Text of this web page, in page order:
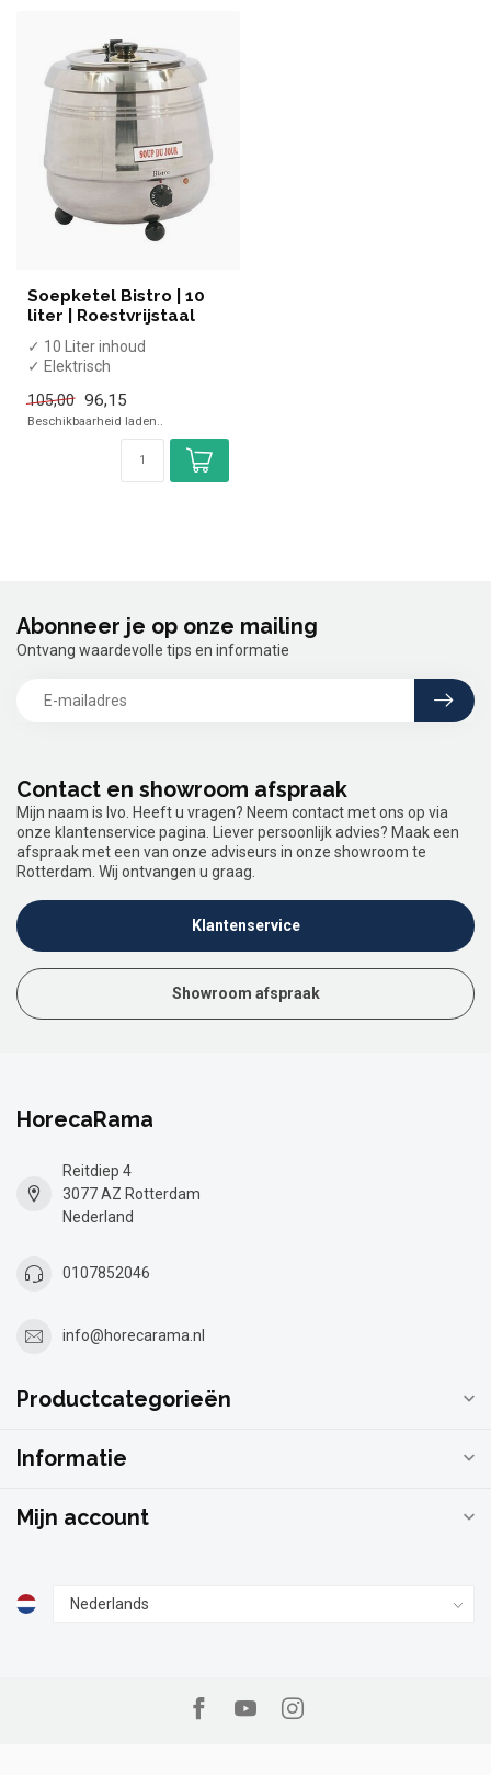
Soepketel Bistro | 10
liter | Roestvrijstaal
✓ 10 Liter inhoud
✓ Elektrisch
✓ 230 Volt, 400 Watt
105,00 96,15
Beschikbaarheid laden..
Contact en showroom afspraak
Mijn naam is Ivo. Heeft u vragen? Neem contact met ons op via
onze klantenservice pagina. Liever persoonlijk advies? Maak een
afspraak met een van onze adviseurs in onze showroom te
Rotterdam. Wij ontvangen u graag.
Klantenservice
Showroom afspraak
Abonneer je op onze mailing
Ontvang waardevolle tips en informatie
HorecaRama
Reitdiep 4
3077 AZ Rotterdam
Nederland
0107852046
info@horecarama.nl
Productcategorieën
Informatie
Mijn account